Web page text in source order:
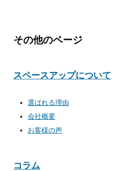
その他のページ
スペースアップについて
選ばれる理由
会社概要
お客様の声
コラム